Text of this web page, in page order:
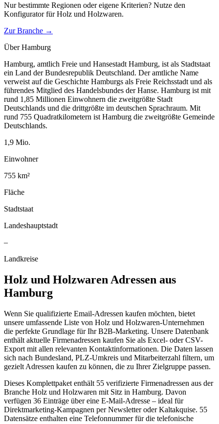
Nur bestimmte Regionen oder eigene Kriterien? Nutze den
Konfigurator fürHolz und Holzwaren.
Zur Branche →
ÜberHamburg
Hamburg, amtlich Freie und Hansestadt Hamburg, ist als Stadtstaat
ein Land der Bundesrepublik Deutschland. Der amtliche Name
verweist auf die Geschichte Hamburgs als Freie Reichsstadt und als
führendes Mitglied des Handelsbundes der Hanse. Hamburg ist mit
rund 1,85 Millionen Einwohnern die zweitgrößte Stadt
Deutschlands und die drittgrößte im deutschen Sprachraum. Mit
rund 755 Quadratkilometern ist Hamburg die zweitgrößte Gemeinde
Deutschlands.
1,9 Mio.
Einwohner
755 km²
Fläche
Stadtstaat
Landeshauptstadt
–
Landkreise
Holz und Holzwaren Adressen aus
Hamburg
Wenn Sie qualifizierte Email-Adressen kaufen möchten, bietet
unsere umfassende Liste von Holz und Holzwaren-Unternehmen
die perfekte Grundlage für Ihr B2B-Marketing. Unsere Datenbank
enthält aktuelle Firmenadressen kaufen Sie als Excel- oder CSV-
Export mit allen relevanten Kontaktinformationen. Die Daten lassen
sich nach Bundesland, PLZ-Umkreis und Mitarbeiterzahl filtern, um
gezielt Adressen kaufen zu können, die zu Ihrer Zielgruppe passen.
Dieses Komplettpaket enthält 55 verifizierte Firmenadressen aus der
Branche Holz und Holzwaren mit Sitz in Hamburg. Davon
verfügen 36 Einträge über eine E-Mail-Adresse – ideal für
Direktmarketing-Kampagnen per Newsletter oder Kaltakquise. 55
Datensätze enthalten eine Telefonnummer für die telefonische